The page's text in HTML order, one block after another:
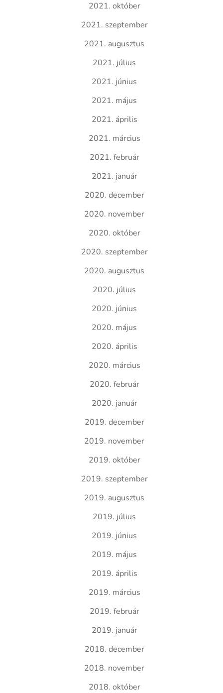
2021. október
2021. szeptember
2021. augusztus
2021. július
2021. június
2021. május
2021. április
2021. március
2021. február
2021. január
2020. december
2020. november
2020. október
2020. szeptember
2020. augusztus
2020. július
2020. június
2020. május
2020. április
2020. március
2020. február
2020. január
2019. december
2019. november
2019. október
2019. szeptember
2019. augusztus
2019. július
2019. június
2019. május
2019. április
2019. március
2019. február
2019. január
2018. december
2018. november
2018. október